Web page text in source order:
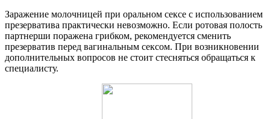
Заражение молочницей при оральном сексе с использованием
презерватива практически невозможно. Если ротовая полость
партнерши поражена грибком, рекомендуется сменить
презерватив перед вагинальным сексом. При возникновении
дополнительных вопросов не стоит стесняться обращаться к
специалисту.